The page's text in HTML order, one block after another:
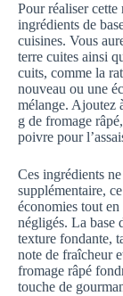
Pour réaliser
ingrédients de
cuisines. Vous
terre cuites ainsi
cuits, comme la
nouveau ou une
mélange. Ajoutez
g de fromage
poivre pour
Ces ingrédients
supplémentaire,
économies tout
négligés. La base
texture fondante,
note de fraîcheur
fromage râpé
touche de